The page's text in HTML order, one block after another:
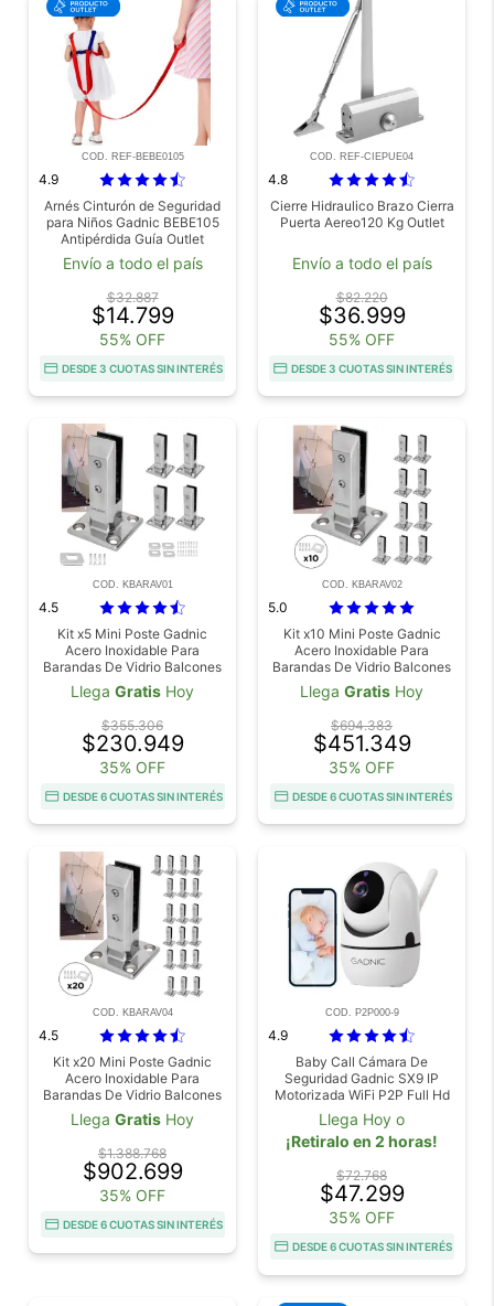
COD. REF-BEBE0105
4.9
Arnés Cinturón de Seguridad
para Niños Gadnic BEBE105
Antipérdida Guía Outlet
Envío a todo el país
$32.887
$14.799
55% OFF
DESDE 3 CUOTAS SIN INTERÉS
COD. REF-CIEPUE04
4.8
Cierre Hidraulico Brazo Cierra
Puerta Aereo120 Kg Outlet
Envío a todo el país
$82.220
$36.999
55% OFF
DESDE 3 CUOTAS SIN INTERÉS
COD. KBARAV01
4.5
Kit x5 Mini Poste Gadnic
Acero Inoxidable Para
Barandas De Vidrio Balcones
Piletas Escaleras
Llega Gratis Hoy
$355.306
$230.949
35% OFF
DESDE 6 CUOTAS SIN INTERÉS
COD. KBARAV02
5.0
Kit x10 Mini Poste Gadnic
Acero Inoxidable Para
Barandas De Vidrio Balcones
Piletas Escaleras
Llega Gratis Hoy
$694.383
$451.349
35% OFF
DESDE 6 CUOTAS SIN INTERÉS
COD. KBARAV04
4.5
Kit x20 Mini Poste Gadnic
Acero Inoxidable Para
Barandas De Vidrio Balcones
Piletas Escaleras
Llega Gratis Hoy
$1.388.768
$902.699
35% OFF
DESDE 6 CUOTAS SIN INTERÉS
COD. P2P000-9
4.9
Baby Call Cámara De
Seguridad Gadnic SX9 IP
Motorizada WiFi P2P Full Hd
Visión Nocturna
Llega Hoy o
¡Retiralo en 2 horas!
$72.768
$47.299
35% OFF
DESDE 6 CUOTAS SIN INTERÉS